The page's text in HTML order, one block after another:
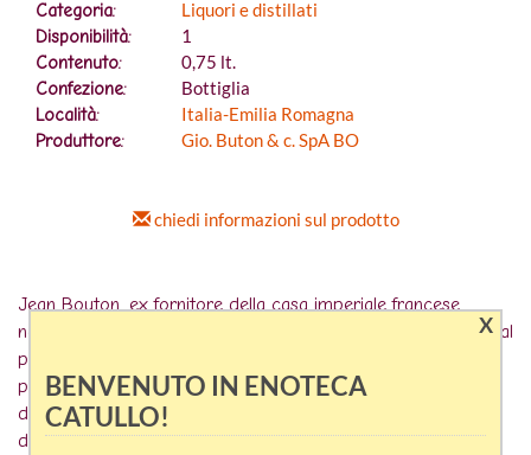
Categoria:
Liquori e distillati
Disponibilità:
1
Contenuto:
0,75 lt.
Confezione:
Bottiglia
Località:
Italia-Emilia Romagna
Produttore:
Gio. Buton & c. SpA BO
chiedi informazioni sul prodotto
Jean Bouton, ex fornitore della casa imperiale francese
nonché figlio di distillatori provenienti dalla Charente, unitosi al
pasticcere Giacomo Rovinazzi che aveva un negozio sotto il
portico del Pavaglione, fondò a Bologna nel 1820 la distilleria
di liquori “Gio. Buton spa”, la prima industria italiana di
distillazione nel settore dei superalcolici.
X
BENVENUTO IN ENOTECA
CATULLO!